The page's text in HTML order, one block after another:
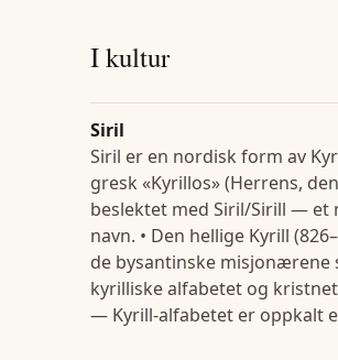
I kultur
Siril
Siril er en nordisk form av
gresk «Kyrillos» (Herrens,
beslektet med Siril/Sirill — et
navn. • Den hellige Kyrill
de bysantinske misjonærene
kyrilliske alfabetet og
— Kyrill-alfabetet er oppkalt